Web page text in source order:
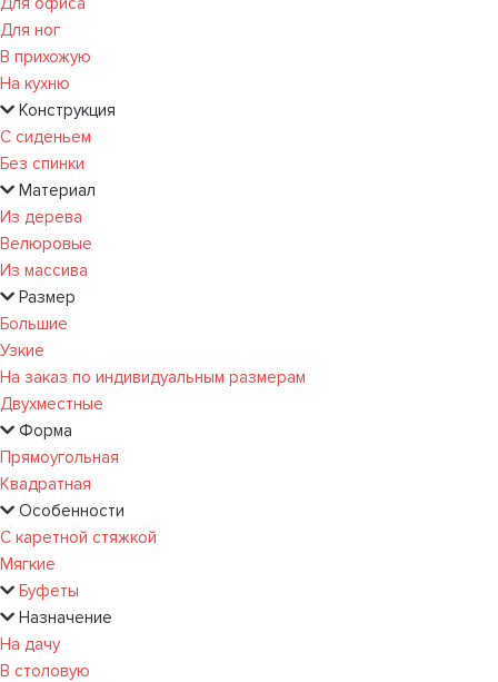
Для ног
В прихожую
На кухню
Конструкция
С сиденьем
Без спинки
Материал
Из дерева
Велюровые
Из массива
Размер
Большие
Узкие
На заказ по индивидуальным размерам
Двухместные
Форма
Прямоугольная
Квадратная
Особенности
С каретной стяжкой
Мягкие
Буфеты
Назначение
На дачу
В столовую